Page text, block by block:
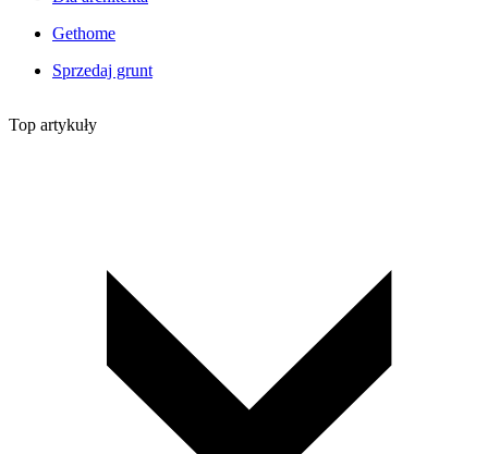
Gethome
Sprzedaj grunt
Top artykuły